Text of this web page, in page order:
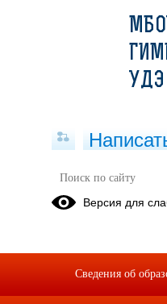
Меню 14.01.2022
Меню 14.01.2022
УДЭ
Версия для
Сведения об